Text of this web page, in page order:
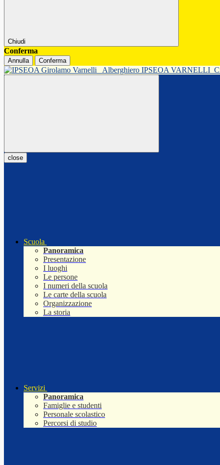
Chiudi
Conferma
Annulla Conferma
Alberghiero IPSEOA VARNELLI
close
Scuola
Panoramica
Presentazione
I luoghi
Le persone
I numeri della scuola
Le carte della scuola
Organizzazione
La storia
Servizi
Panoramica
Famiglie e studenti
Personale scolastico
Percorsi di studio